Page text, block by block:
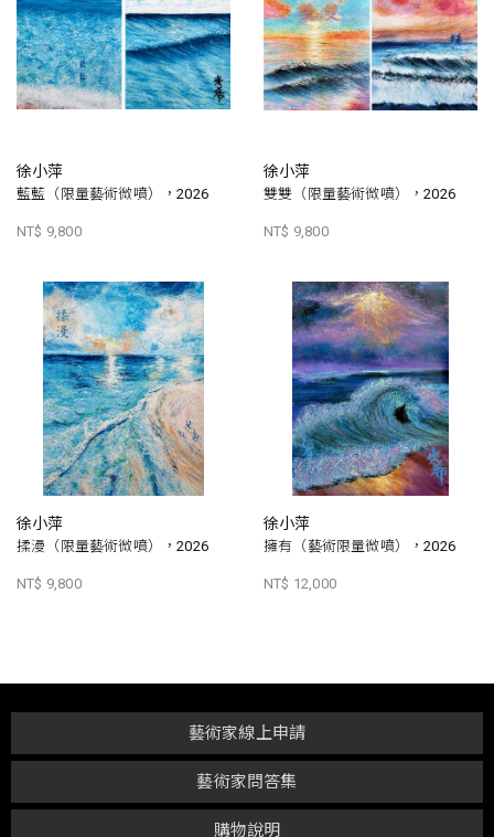
徐小萍
藍藍（限量藝術微噴），2026
NT$ 9,800
徐小萍
雙雙（限量藝術微噴），2026
NT$ 9,800
徐小萍
揉漫（限量藝術微噴），2026
NT$ 9,800
徐小萍
擁有（藝術限量微噴），2026
NT$ 12,000
購物說明
藝術家問答集
藝術家線上申請